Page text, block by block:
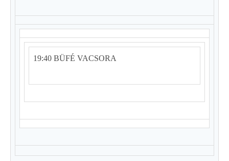
19:40 BÜFÉ VACSORA